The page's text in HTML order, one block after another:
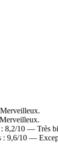
8,2/10 — Très
: 9,6/10 —